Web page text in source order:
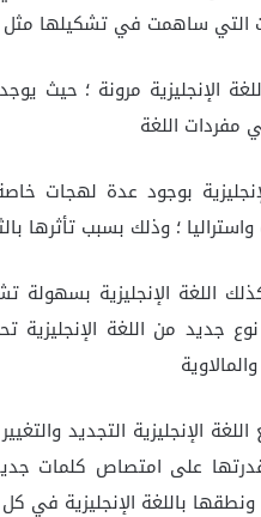
التي ساهمت في تشكيلها مثل
الإنجليزية مرونة ؛ حيث
مفردات اللغة
بوجود عدة لهجات
واستراليا ؛ وذلك بسبب تأثرها
اللغة الإنجليزية بسهولة
جديد من اللغة
الإنجليزية التجديد
على امتصاص كلمات
باللغة الإنجليزية في